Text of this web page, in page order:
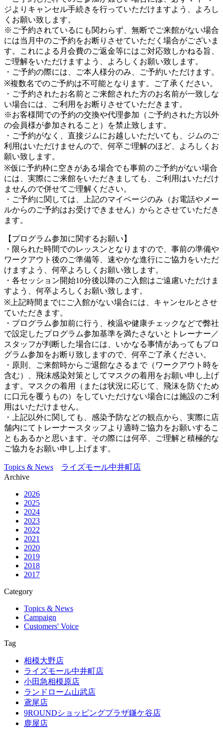
ジよりキャンセル手続きを行っていただけますよう、よろし
くお願い致します。
※ご予約されているにも関わらず、無断でご来館がない場合
には当月中のご予約をお断りさせていただく場合がございま
す。これによる月会費のご返金等にはご対応致しかねる旨、
ご理解をいただけますよう、よろしくお願い致します。
・ご予約の際には、ご本人様分のみ、ご予約いただけます。
※複数名でのご予約は不可能となります。ご了承ください。
・ご予約されたお名前とご来館された方のお名前が一致しな
い場合には、ご利用をお断りさせていただきます。
※お客様間での予約の交換や代理参加（ご予約された方以外
の会員様が参加されること）を禁止致します。
・ご予約がなく、直接ジムにお越しいただいても、ジムのご
利用はいただけませんので、何卒ご理解のほど、よろしくお
願い致します。
※仮に予約枠に空きがある場合でも事前のご予約がない場合
には、実際にご来館をいただきましても、ご利用はいただけ
ませんので併せてご理解ください。
・ご予約に関しては、上記のマイページのみ（お電話やメー
ルからのご予約はお受けできません）からとさせていただき
ます。
【プログラム参加に関するお願い】
・限られた時間でのレッスンとなりますので、事前の準備や
ワークアウト後のご準備等、速やかな進行にご協力をいただ
けますよう、何卒よろしくお願い致します。
・各セッション開始10分後以降のご入館はご遠慮いただけま
すよう、何卒よろしくお願い致します。
※上記時間までにご入館がない場合には、キャンセルとさせ
ていただきます。
・プログラム参加前に行う、検温や健康チェックなどで弊社
で設定したプログラム参加基準を満たさないとトレーナー／
スタッフが判断した場合には、いかなる事情があってもプロ
グラム参加をお断り致しますので、何卒ご了承ください。
・原則、ご来館時からご退館なさるまで（ワークアウト時を
含む）、飛沫感染対策としてマスクの着用をお願い申し上げ
ます。マスクの着用（または状況に応じて、飛沫を防ぐため
に口元を覆うもの）をしていただけない場合には施設のご利
用はいただけません。
・上記以外に関しても、感染予防などの観点から、実際に店
舗内にてトレーナースタッフより適時ご協力をお願いするこ
ともあるかと思います。その際には何卒、ご理解と積極的な
ご協力をお願い申し上げます。
Topics & News
ライズモール中井町店
Archive
2026
2025
2024
2023
2022
2021
2020
2019
2018
2017
Category
Topics & News
Campaign
Customers' Voice
Tag
相模大野店
ライズモール中井町店
小田急相模原店
ランドローム山武店
鳶尾店
9ROUNDショッピングプラザ鎌ケ谷店
鹿屋店